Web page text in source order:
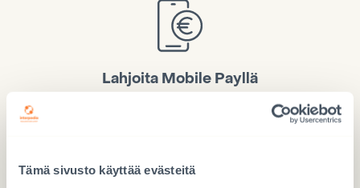
Tämä sivusto käyttää evästeitä
Lahjoita Mobile Payllä